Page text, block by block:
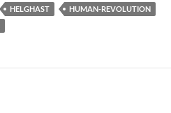
HELGHAST
HUMAN-REVOLUTION